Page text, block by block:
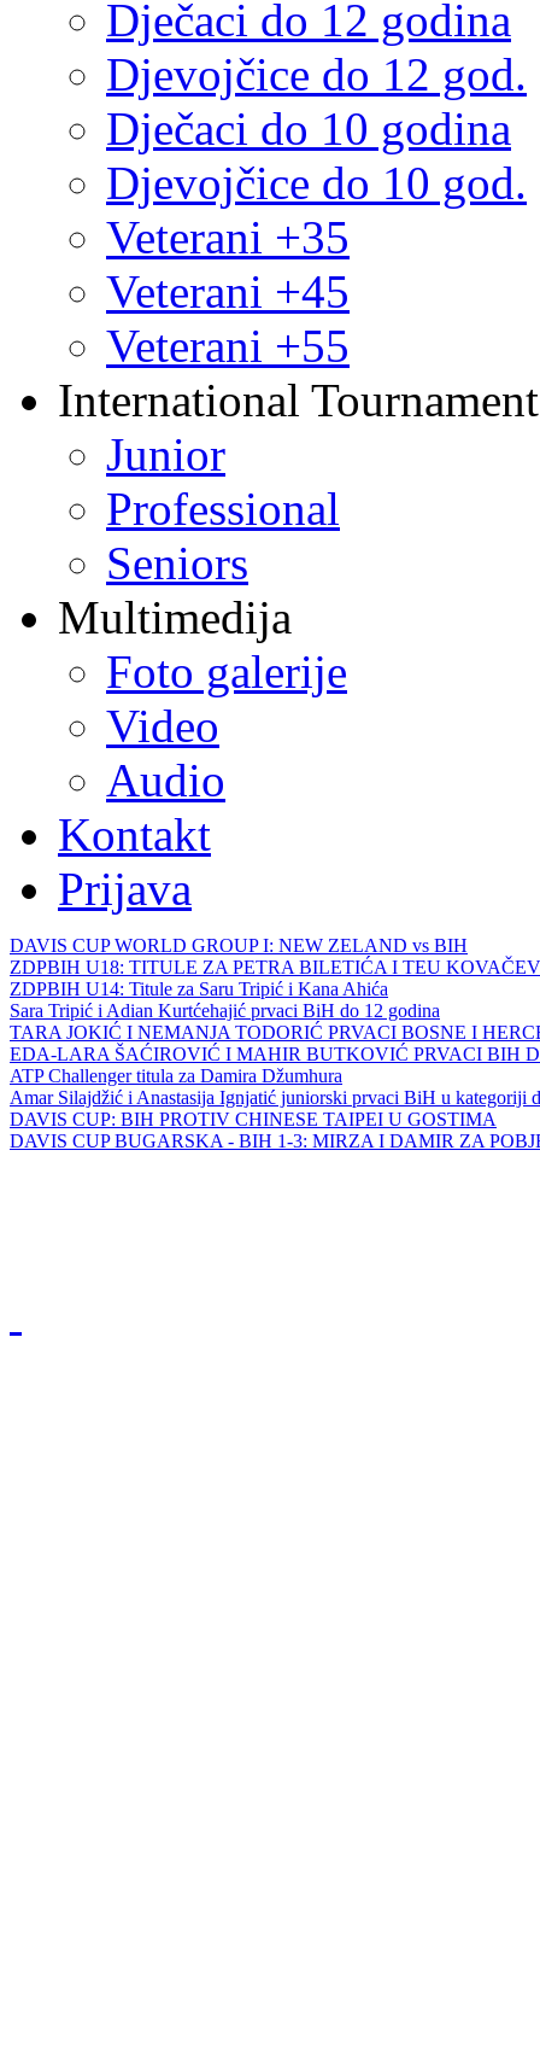
Dječaci do 12 godina
Djevojčice do 12 god.
Dječaci do 10 godina
Djevojčice do 10 god.
Veterani +35
Veterani +45
Veterani +55
International
Junior
Professional
Seniors
Multimedija
Foto galerije
Video
Audio
Kontakt
Prijava
DAVIS CUP WORLD GROUP I: NEW ZELAND vs BIH
ZDPBIH U18: TITULE ZA PETRA BILETIĆA I TEU
ZDPBIH U14: Titule za Saru Tripić i Kana Ahića
Sara Tripić i Adian Kurtćehajić prvaci BiH do 12 godina
TARA JOKIĆ I NEMANJA TODORIĆ PRVACI BOSNE I
EDA-LARA ŠAĆIROVIĆ I MAHIR BUTKOVIĆ PRVACI BIH
ATP Challenger titula za Damira Džumhura
Amar Silajdžić i Anastasija Ignjatić juniorski prvaci BiH u kategoriji
DAVIS CUP: BIH PROTIV CHINESE TAIPEI U GOSTIMA
DAVIS CUP BUGARSKA - BIH 1-3: MIRZA I DAMIR ZA